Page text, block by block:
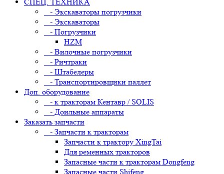
- Экскаваторы погрузчики
- Экскаваторы
- Погрузчики
HZM
- Вилочные погрузчики
- Ричтраки
- Штабелеры
- Транспортировщики паллет
Доп. оборудование
- к тракторам Кентавр / SOLIS
- Доильные аппараты
Заказать запчасти
- Запчасти к тракторам
Запчасти к трактору XingTai
Для ременных тракторов
Запасные части к тракторам Dongfeng
Запасные части Shifeng